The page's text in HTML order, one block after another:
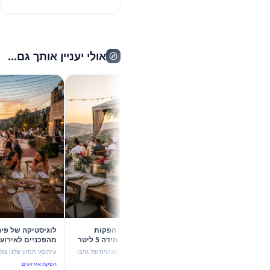
אולי יעניין אותך גם...
קונספט עם גזיבו 6X4 וכד מידה 5 ליטר
גלו איך שילוב מדויק בין הצללה מקצועית של גזיבו
לוגיסטיקה של
עוצמת ערבול ותשתית
עיתונאי המזון שלנו צולל לעומק
הפקת אירועים